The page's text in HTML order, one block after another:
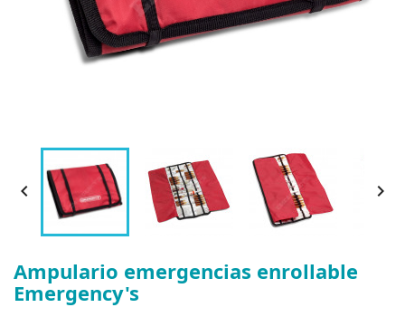
 
Ampulario emergencias enrollable
Emergency's